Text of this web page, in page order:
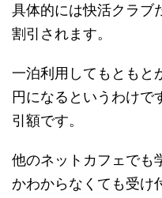
具体的には快活クラブ
割引されます。
一泊利用してもともと
円になるというわけで
引額です。
他のネットカフェでも
かわからなくても受け